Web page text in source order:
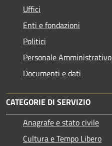
Uffici
Enti e fondazioni
Politici
Personale Amministrativo
Documenti e dati
CATEGORIE DI SERVIZIO
Anagrafe e stato civile
Cultura e Tempo Libero